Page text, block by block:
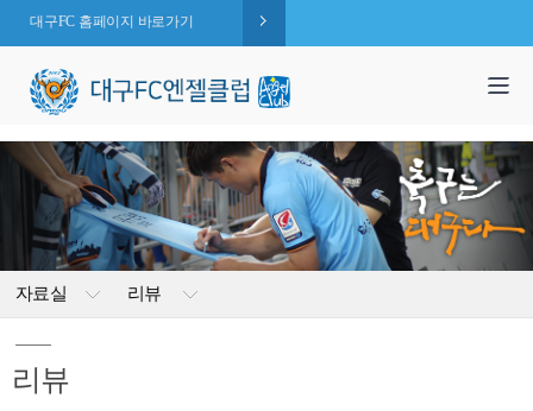
대구FC 홈페이지 바로가기
자료실 리뷰
리뷰